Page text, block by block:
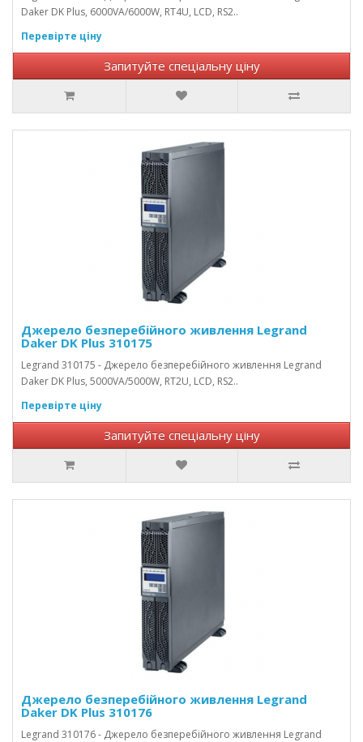
Daker DK Plus, 6000VA/6000W, RT4U, LCD, RS2..
Перевірте ціну
Запитуйте спеціальну ціну
Джерело безперебійного живлення Legrand
Daker DK Plus 310175
Legrand 310175 - Джерело безперебійного живлення Legrand
Daker DK Plus, 5000VA/5000W, RT2U, LCD, RS2..
Перевірте ціну
Запитуйте спеціальну ціну
Джерело безперебійного живлення Legrand
Daker DK Plus 310176
Legrand 310176 - Джерело безперебійного живлення Legrand